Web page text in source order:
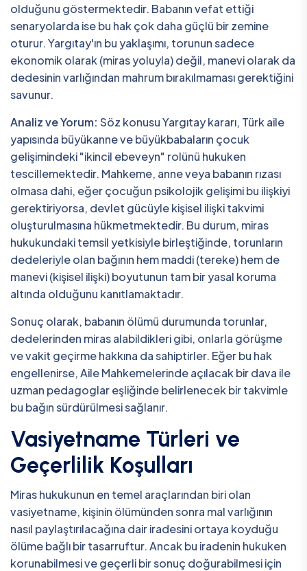
olduğunu göstermektedir. Babanın vefat ettiği
senaryolarda ise bu hak çok daha güçlü bir zemine
oturur. Yargıtay'ın bu yaklaşımı, torunun sadece
ekonomik olarak (miras yoluyla) değil, manevi olarak da
dedesinin varlığından mahrum bırakılmaması gerektiğini
savunur.
Analiz ve Yorum: Söz konusu Yargıtay kararı, Türk aile
yapısında büyükanne ve büyükbabaların çocuk
gelişimindeki "ikincil ebeveyn" rolünü hukuken
tescillemektedir. Mahkeme, anne veya babanın rızası
olmasa dahi, eğer çocuğun psikolojik gelişimi bu ilişkiyi
gerektiriyorsa, devlet gücüyle kişisel ilişki takvimi
oluşturulmasına hükmetmektedir. Bu durum, miras
hukukundaki temsil yetkisiyle birleştiğinde, torunların
dedeleriyle olan bağının hem maddi (tereke) hem de
manevi (kişisel ilişki) boyutunun tam bir yasal koruma
altında olduğunu kanıtlamaktadır.
Sonuç olarak, babanın ölümü durumunda torunlar,
dedelerinden miras alabildikleri gibi, onlarla görüşme
ve vakit geçirme hakkına da sahiptirler. Eğer bu hak
engellenirse, Aile Mahkemelerinde açılacak bir dava ile
uzman pedagoglar eşliğinde belirlenecek bir takvimle
bu bağın sürdürülmesi sağlanır.
Vasiyetname Türleri ve
Geçerlilik Koşulları
Miras hukukunun en temel araçlarından biri olan
vasiyetname, kişinin ölümünden sonra mal varlığının
nasıl paylaştırılacağına dair iradesini ortaya koyduğu
ölüme bağlı bir tasarruftur. Ancak bu iradenin hukuken
korunabilmesi ve geçerli bir sonuç doğurabilmesi için